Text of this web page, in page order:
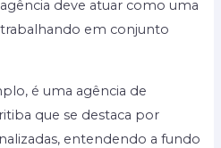
deve atuar como uma
em conjunto
é uma agência de
que se destaca por
entendendo a fundo